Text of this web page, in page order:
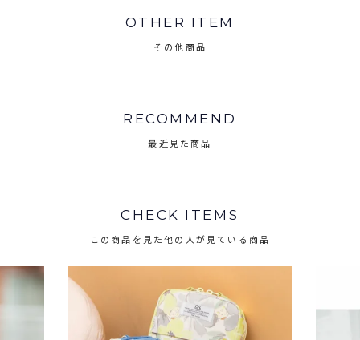
OTHER ITEM
その他商品
RECOMMEND
最近見た商品
CHECK ITEMS
この商品を見た他の人が見ている商品